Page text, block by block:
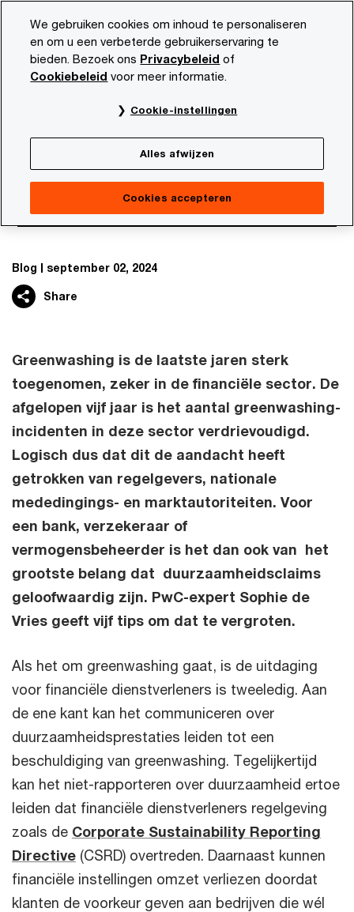
content
footer
PwC NL Thema's Blogs Greenwashing in de
Vijf tips om geloofwaardigheid
duurzaamheidsclaims te vergroten
Greenwashing in de financiële
sector: werk aan de winkel
Blog september 02, 2024
Share
Greenwashing is de laatste jaren sterk
toegenomen, zeker in de financiële sector. De
afgelopen vijf jaar is het aantal greenwashing-
incidenten in deze sector verdrievoudigd.
Logisch dus dat dit de aandacht heeft
getrokken van regelgevers, nationale
mededingings- en marktautoriteiten. Voor
een bank, verzekeraar of
vermogensbeheerder is het dan ook van het
grootste belang dat duurzaamheidsclaims
geloofwaardig zijn. PwC-expert Sophie de
Vries geeft vijf tips om dat te vergroten.
Als het om greenwashing gaat, is de uitdaging
voor financiële dienstverleners is tweeledig. Aan
de ene kant kan het communiceren over
duurzaamheidsprestaties leiden tot een
beschuldiging van greenwashing. Tegelijkertijd
kan het niet-rapporteren over duurzaamheid ertoe
leiden dat financiële dienstverleners regelgeving
zoals de Corporate Sustainability Reporting
Directive (CSRD) overtreden. Daarnaast kunnen
financiële instellingen omzet verliezen doordat
klanten de voorkeur geven aan bedrijven die wél
We gebruiken cookies om inhoud te personaliseren
en om u een verbeterde gebruikerservaring te
bieden. Bezoek ons Privacybeleid of
Cookiebeleid voor meer informatie.
Cookie-instellingen
Alles afwijzen
Cookies accepteren